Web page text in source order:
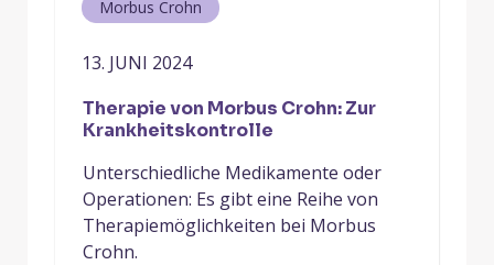
Morbus Crohn
13. JUNI 2024
Therapie von Morbus Crohn: Zur
Krankheitskontrolle
Unterschiedliche Medikamente oder
Operationen: Es gibt eine Reihe von
Therapiemöglichkeiten bei Morbus
Crohn.